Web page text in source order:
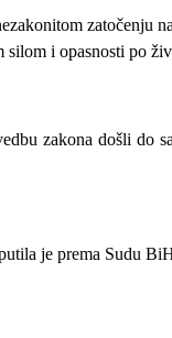
i opasnosti po
zakona došli do
je prema Sudu